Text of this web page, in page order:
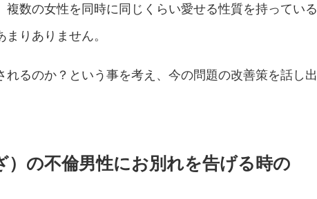
複数の女性を同時に同じくらい愛せる性質を持っている
りありません。
れるのか？という事を考え、今の問題の改善策を話し出
）の不倫男性にお別れを告げる時の